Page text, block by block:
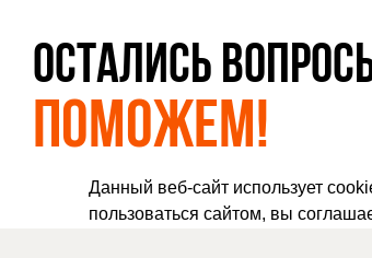
ОСТАЛИСЬ
ПОМОЖЕМ!
Данный веб-сайт использует
пользоваться сайтом, вы